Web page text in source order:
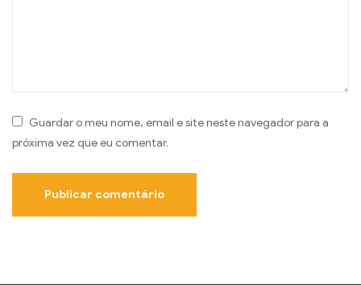
Guardar o meu nome, email e site neste navegador para a
próxima vez que eu comentar.